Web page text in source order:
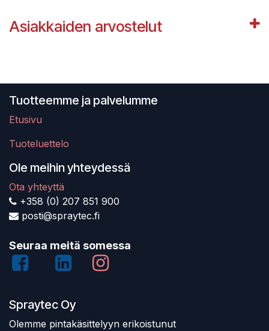
Asiakkaiden arvostelut
Tuotteemme ja palvelumme
Etusivu
Tuoteluettelo
Ole meihin yhteydessä
Ota yhteyttä
+358 (0) 207 851 900
posti@spraytec.fi
Seuraa meitä somessa
Spraytec Oy
Olemme pintakäsittelyyn erikoistunut